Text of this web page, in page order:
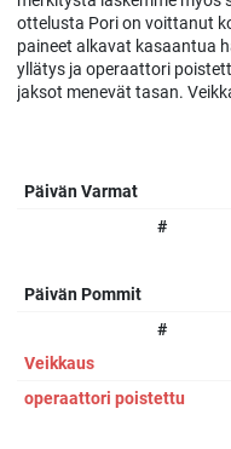
ottelusta Pori on voittanut
paineet alkavat kasaantua
yllätys ja operaattori
jaksot menevät tasan.
Päivän Varmat
#
Päivän Pommit
#
Veikkaus
operaattori poistettu